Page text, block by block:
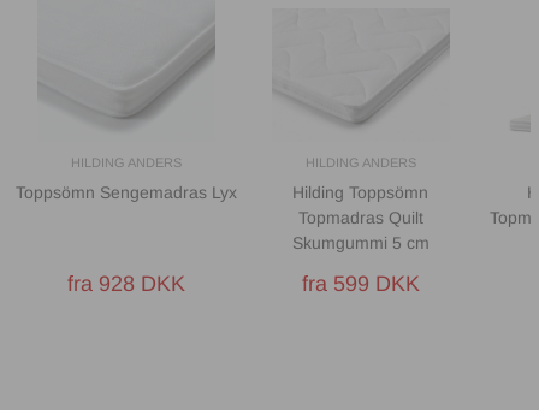
HILDING ANDERS
Toppsömn Sengemadras Lyx
fra 928 DKK
HILDING ANDERS
Hilding Toppsömn
Topmadras Quilt
Skumgummi 5 cm
fra 599 DKK